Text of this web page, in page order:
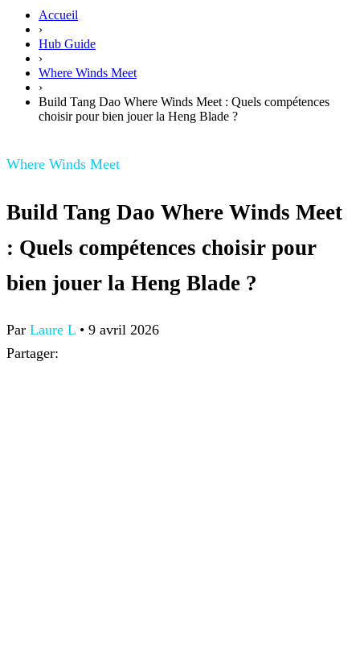
Accueil
›
Hub Guide
›
Where Winds Meet
›
Build Tang Dao Where Winds Meet : Quels compétences
choisir pour bien jouer la Heng Blade ?
Where Winds Meet
Build Tang Dao Where Winds Meet
: Quels compétences choisir pour
bien jouer la Heng Blade ?
Par Laure L • 9 avril 2026
Partager: